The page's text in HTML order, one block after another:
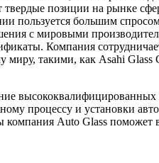
твердые позиции на рынке
пользуется большим
с мировыми
Компания
миру, такими, как Asahi
высококвалифицированных
процессу и установки
компания Auto Glass поможет